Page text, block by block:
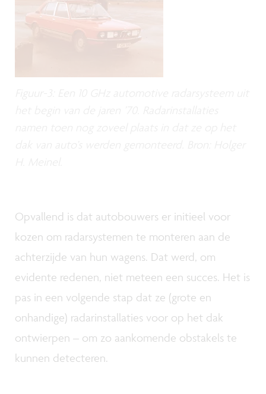
Opvallend is dat autobouwers er initieel voor
kozen om radarsystemen te monteren aan de
achterzijde van hun wagens. Dat werd, om
evidente redenen, niet meteen een succes. Het is
pas in een volgende stap dat ze (grote en
onhandige) radarinstallaties voor op het dak
ontwierpen – om zo aankomende obstakels te
kunnen detecteren.